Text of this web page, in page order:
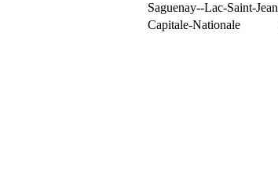
Saguenay--Lac-Saint-Jean
Capitale-Nationale